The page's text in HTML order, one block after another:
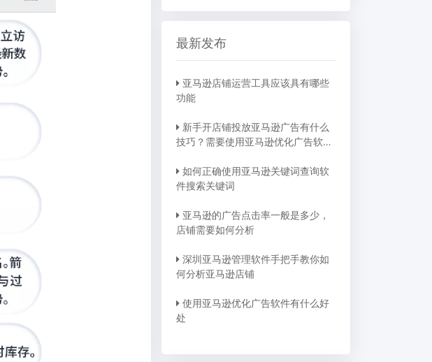
最新发布
亚马逊店铺运营工具应该具有哪些
功能
新手开店铺投放亚马逊广告有什么
技巧？需要使用亚马逊优化广告软件
如何正确使用亚马逊关键词查询软
件搜索关键词
亚马逊的广告点击率一般是多少，
店铺需要如何分析
深圳亚马逊管理软件手把手教你如
何分析亚马逊店铺
使用亚马逊优化广告软件有什么好
处